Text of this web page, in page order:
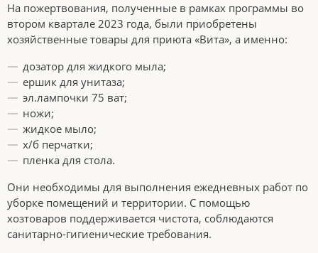
На пожертвования, полученные в рамках программы во
втором квартале 2023 года, были приобретены
хозяйственные товары для приюта «Вита», а именно:
дозатор для жидкого мыла;
ершик для унитаза;
эл.лампочки 75 ват;
ножи;
жидкое мыло;
х/б перчатки;
пленка для стола.
Они необходимы для выполнения ежедневных работ по
уборке помещений и территории. С помощью
хозтоваров поддерживается чистота, соблюдаются
санитарно-гигиенические требования.